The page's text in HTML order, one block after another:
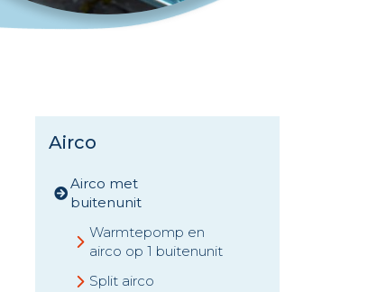
Airco
Airco met
buitenunit
Warmtepomp en
airco op 1 buitenunit
Split airco